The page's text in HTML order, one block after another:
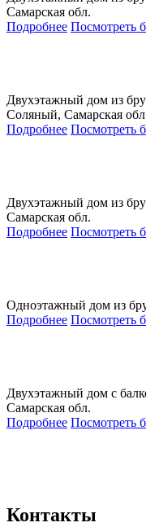
Самарская обл.
Подробнее Посмотреть
Двухэтажный дом из
Соляный, Самарская
Подробнее Посмотреть
Двухэтажный дом из
Самарская обл.
Подробнее Посмотреть
Одноэтажный дом из
Подробнее Посмотреть
Двухэтажный дом с
Самарская обл.
Подробнее Посмотреть
Контакты